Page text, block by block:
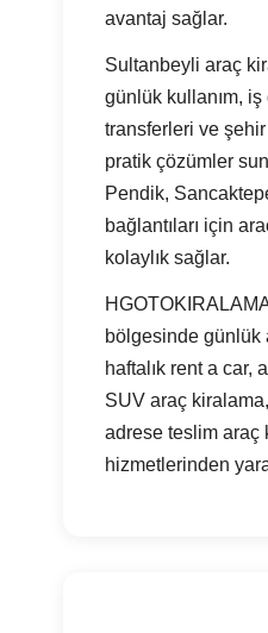
avantaj sağlar.
Sultanbeyli araç
günlük kullanım,
transferleri ve
pratik çözümler
Pendik,
bağlantıları için
kolaylık sağlar.
bölgesinde günlük
haftalık rent a car,
SUV araç
adrese teslim araç
hizmetlerinden